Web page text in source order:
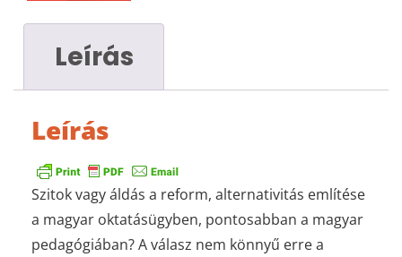
Leírás
Leírás
Szitok vagy áldás a reform, alternativitás említése
a magyar oktatásügyben, pontosabban a magyar
pedagógiában? A válasz nem könnyű erre a